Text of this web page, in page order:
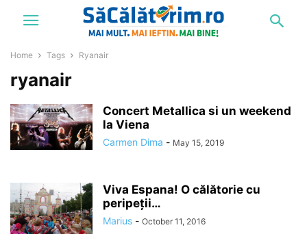
Home Tags Ryanair
ryanair
Concert Metallica si un weekend
la Viena
Carmen Dima - May 15, 2019
Viva Espana! O călătorie cu
peripeții…
Marius - October 11, 2016